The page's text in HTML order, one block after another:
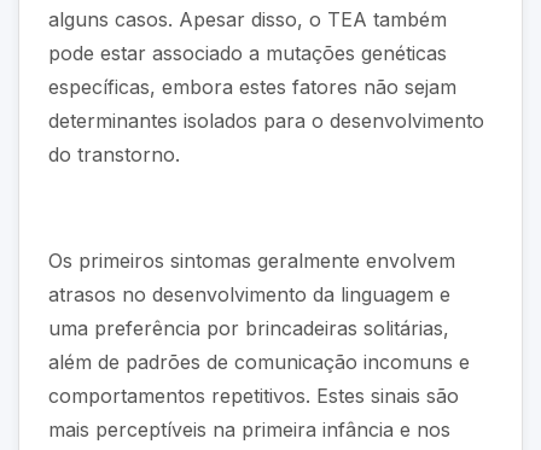
alguns casos. Apesar disso, o TEA também
pode estar associado a mutações genéticas
específicas, embora estes fatores não sejam
determinantes isolados para o desenvolvimento
do transtorno.
Os primeiros sintomas geralmente envolvem
atrasos no desenvolvimento da linguagem e
uma preferência por brincadeiras solitárias,
além de padrões de comunicação incomuns e
comportamentos repetitivos. Estes sinais são
mais perceptíveis na primeira infância e nos